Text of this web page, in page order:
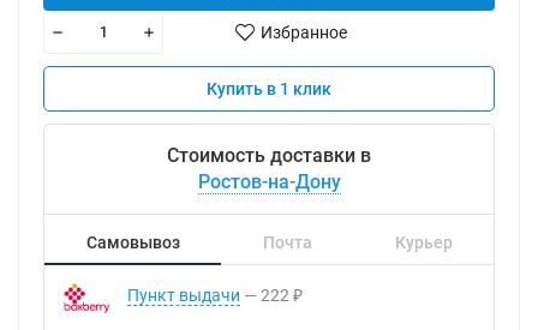
Избранное
Купить в 1 клик
Стоимость доставки в
Ростов-на-Дону
Самовывоз Почта Курьер
Пункт выдачи 222 ₽